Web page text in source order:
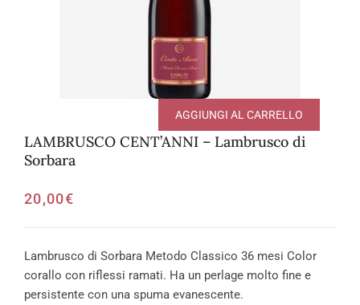
LAMBRUSCO CENT’ANNI – Lambrusco di
Sorbara
20,00€
AGGIUNGI AL CARRELLO
Lambrusco di Sorbara Metodo Classico 36 mesi Color
corallo con riflessi ramati. Ha un perlage molto fine e
persistente con una spuma evanescente.